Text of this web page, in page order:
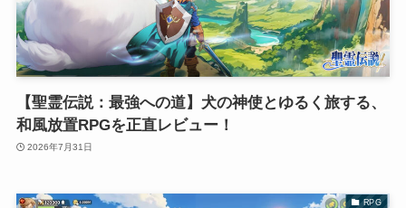
【聖霊伝説：最強への道】犬の神使とゆるく旅する、
和風放置RPGを正直レビュー！
2026年7月31日
RPG